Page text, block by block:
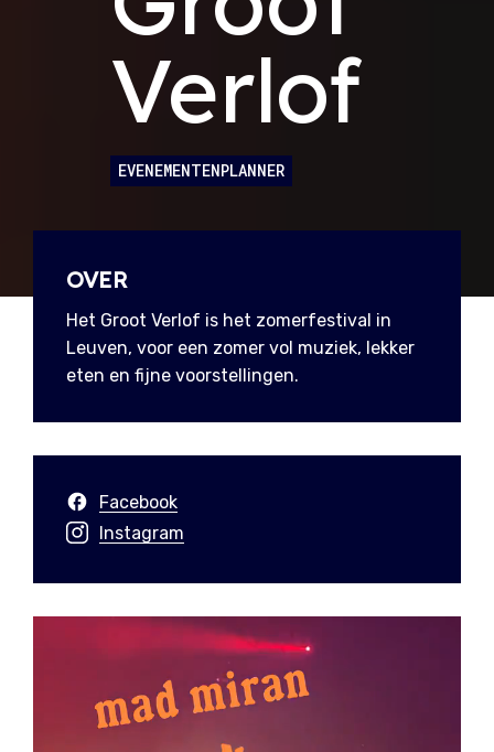
Verlof
EVENEMENTENPLANNER
OVER
Het Groot Verlof is het zomerfestival in
Leuven, voor een zomer vol muziek, lekker
eten en fijne voorstellingen.
Facebook
Instagram